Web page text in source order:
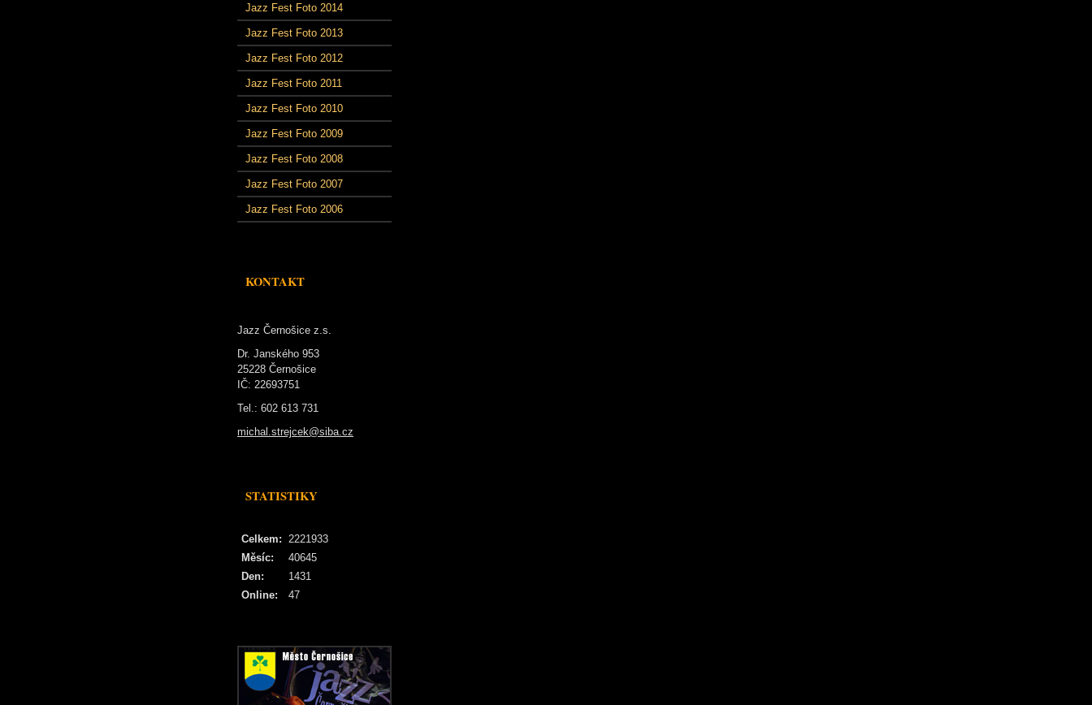
Jazz Fest Foto 2014
Jazz Fest Foto 2013
Jazz Fest Foto 2012
Jazz Fest Foto 2011
Jazz Fest Foto 2010
Jazz Fest Foto 2009
Jazz Fest Foto 2008
Jazz Fest Foto 2007
Jazz Fest Foto 2006
KONTAKT
Jazz Černošice z.s.
Dr. Janského 953
25228 Černošice
IČ: 22693751
Tel.: 602 613 731
michal.strejcek@siba.cz
STATISTIKY
Online: 47
Celkem: 2221933
Měsíc:
40645
Den:
1431